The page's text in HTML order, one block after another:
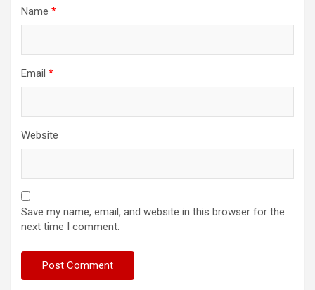
Name *
Email *
Website
Save my name, email, and website in this browser for the
next time I comment.